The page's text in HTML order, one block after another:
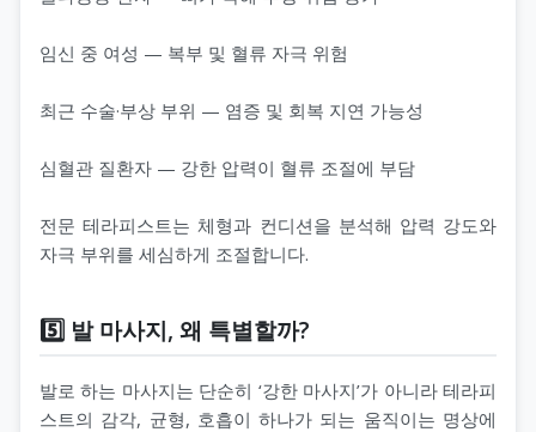
임신 중 여성 — 복부 및 혈류 자극 위험
최근 수술·부상 부위 — 염증 및 회복 지연 가능성
심혈관 질환자 — 강한 압력이 혈류 조절에 부담
전문 테라피스트는 체형과 컨디션을 분석해 압력 강도와
자극 부위를 세심하게 조절합니다.
5️⃣ 발 마사지, 왜 특별할까?
발로 하는 마사지는 단순히 ‘강한 마사지’가 아니라 테라피
스트의 감각, 균형, 호흡이 하나가 되는 움직이는 명상에